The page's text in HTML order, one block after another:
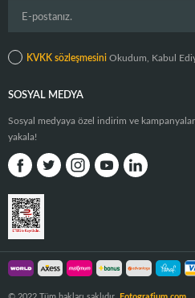
KVKK sözleşmesini Okudum, Kabul
SOSYAL MEDYA
Sosyal medyaya özel indirim ve
yakala!